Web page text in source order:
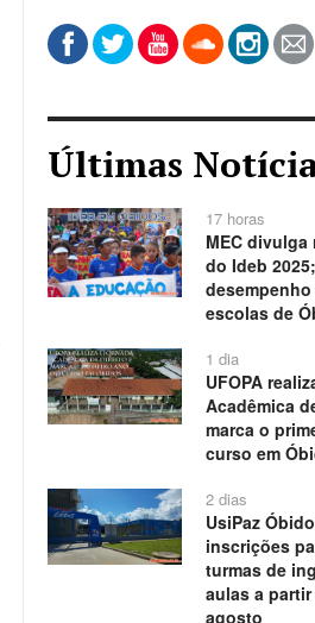
Últimas
17 horas
MEC divulga
do Ideb
escolas de
1 dia
UFOPA
Acadêmica
marca o
curso em
2 dias
UsiPaz
inscrições
turmas de
aulas a
agosto